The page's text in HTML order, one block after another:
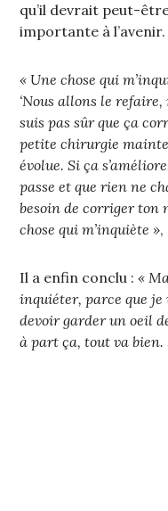
qu’il devrait peut-
importante à l’avenir.
« Une chose qui
‘Nous allons le
suis pas sûr que ça
petite chirurgie
évolue. Si ça
passe et que rien ne
besoin de corriger ton
chose qui m’inquiète »,
Il a enfin conclu :«
inquiéter, parce que je
devoir garder un oeil
à part ça, tout va bien.